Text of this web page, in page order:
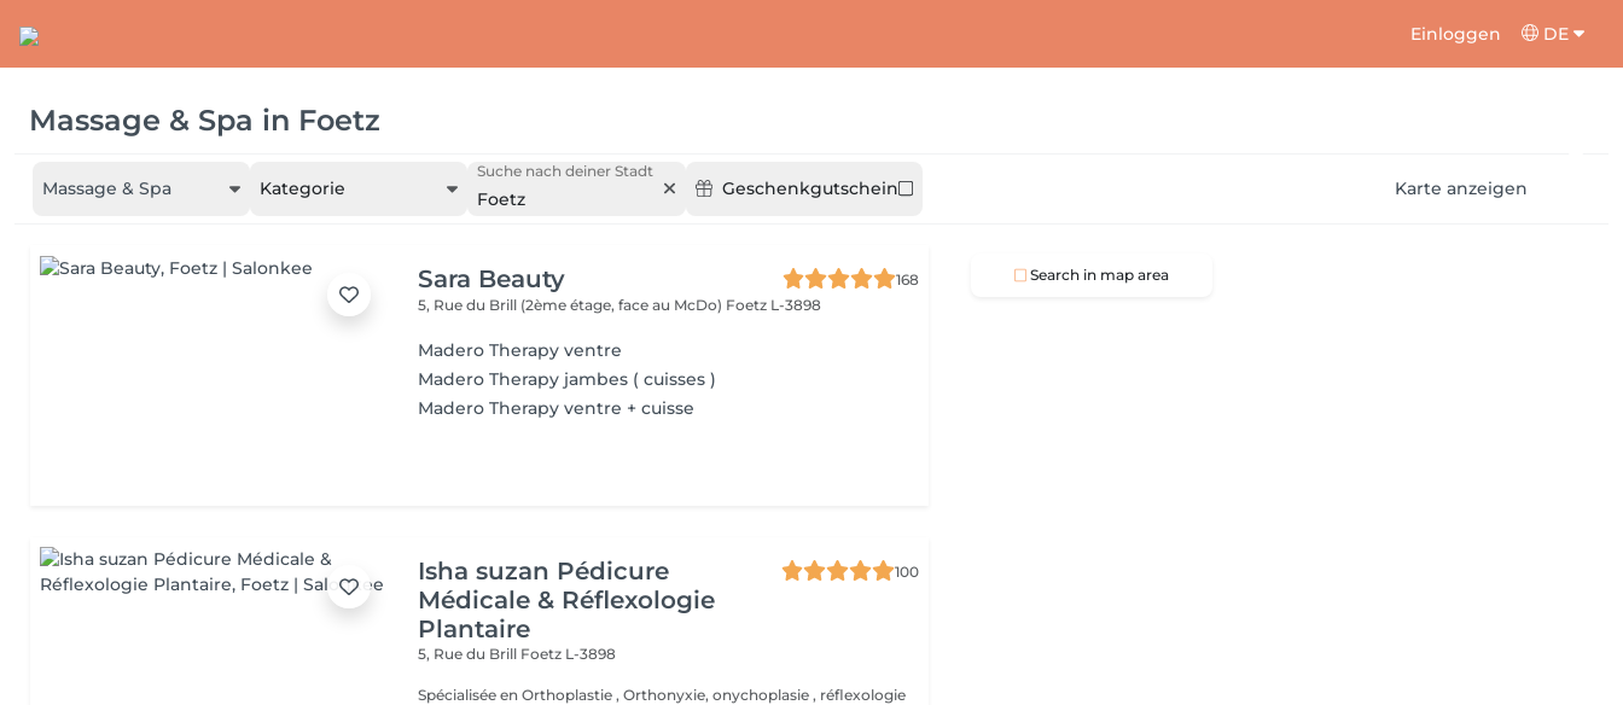
Einloggen DE
Massage & Spa in Foetz
Massage & Spa Kategorie
Suche nach deiner Stadt
Foetz Geschenkgutschein Karte anzeigen
Sara Beauty
168
5, Rue du Brill (2ème étage, face au McDo) Foetz L-3898
Madero Therapy ventre
Madero Therapy jambes ( cuisses )
Madero Therapy ventre + cuisse
Isha suzan Pédicure
Médicale & Réflexologie
Plantaire
100
5, Rue du Brill Foetz L-3898
Spécialisée en Orthoplastie , Orthonyxie, onychoplasie , réflexologie
Search in map area